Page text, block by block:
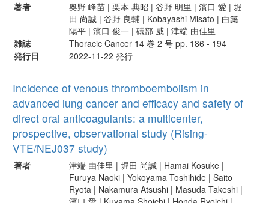
著者
奥野 峰苗 | 栗本 典昭 | 谷野 明里 | 濱口 愛 | 堀
田 尚誠 | 谷野 良輔 | Kobayashi Misato | 白築
陽平 | 濱口 俊一 | 礒部 威 | 津端 由佳里
雑誌
Thoracic Cancer 14 巻 2 号 pp. 186 - 194
発行日
2022-11-22 発行
Incidence of venous thromboembolism in
advanced lung cancer and efficacy and safety of
direct oral anticoagulants: a multicenter,
prospective, observational study (Rising-
VTE/NEJ037 study)
著者
津端 由佳里 | 堀田 尚誠 | Hamai Kosuke |
Furuya Naoki | Yokoyama Toshihide | Saito
Ryota | Nakamura Atsushi | Masuda Takeshi |